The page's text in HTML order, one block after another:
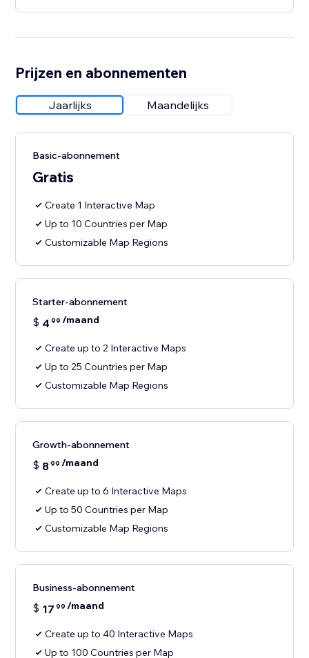
Prijzen en abonnementen
Jaarlijks Maandelijks
Basic-abonnement
Gratis
Create 1 Interactive Map
Up to 10 Countries per Map
Customizable Map Regions
Starter-abonnement
$ 4 99 /maand
Create up to 2 Interactive Maps
Up to 25 Countries per Map
Customizable Map Regions
Growth-abonnement
$ 899 /maand
Create up to 6 Interactive Maps
Up to 50 Countries per Map
Customizable Map Regions
Business-abonnement
$ 17 99 /maand
Create up to 40 Interactive Maps
Up to 100 Countries per Map